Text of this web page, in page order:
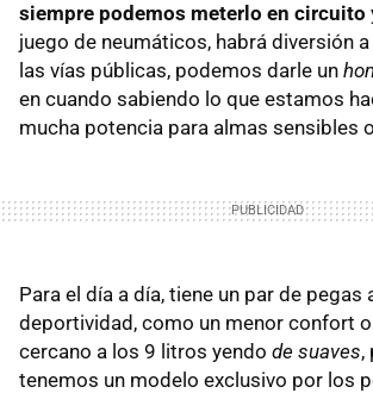
siempre podemos meterlo en circuito
juego de neumáticos, habrá diversión
las vías públicas, podemos darle un
en cuando sabiendo lo que estamos
mucha potencia para almas sensibles
Para el día a día, tiene un par de pegas
deportividad, como un menor confort
cercano a los 9 litros yendo de suaves,
tenemos un modelo exclusivo por los